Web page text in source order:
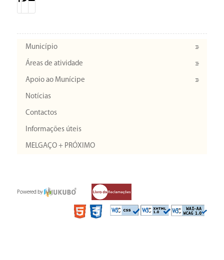
Município
Áreas de atividade
Apoio ao Munícipe
Notícias
Contactos
Informações úteis
MELGAÇO + PRÓXIMO
Powered by